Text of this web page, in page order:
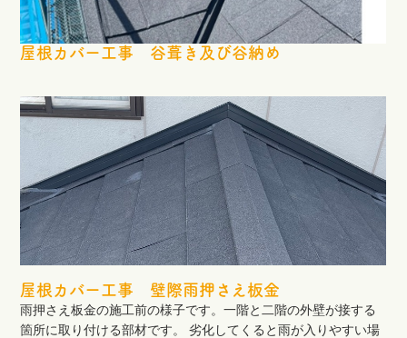
屋根カバー工事 谷葺き及び谷納め
屋根カバー工事 壁際雨押さえ板金
雨押さえ板金の施工前の様子です。一階と二階の外壁が接する
箇所に取り付ける部材です。 劣化してくると雨が入りやすい場